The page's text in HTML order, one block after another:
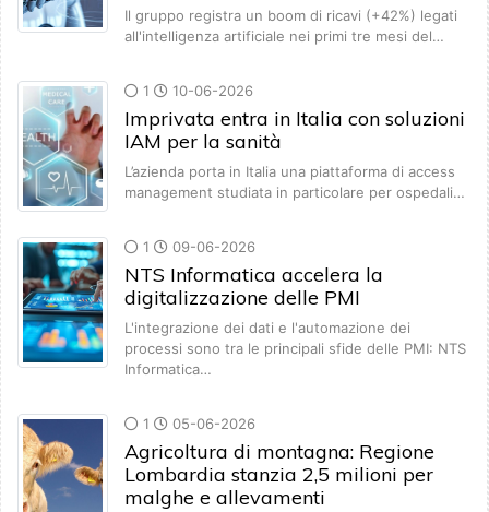
Il gruppo registra un boom di ricavi (+42%) legati
all'intelligenza artificiale nei primi tre mesi del…
1 10-06-2026
Imprivata entra in Italia con soluzioni
IAM per la sanità
L’azienda porta in Italia una piattaforma di access
management studiata in particolare per ospedali…
1 09-06-2026
NTS Informatica accelera la
digitalizzazione delle PMI
L'integrazione dei dati e l'automazione dei
processi sono tra le principali sfide delle PMI: NTS
Informatica…
1 05-06-2026
Agricoltura di montagna: Regione
Lombardia stanzia 2,5 milioni per
malghe e allevamenti